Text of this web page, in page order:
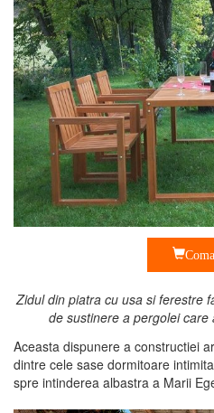
Zidul din piatra cu usa si ferestre
de sustinere a pergolei
Aceasta dispunere a constructiei
dintre cele sase dormitoare
spre intinderea albastra a Marii